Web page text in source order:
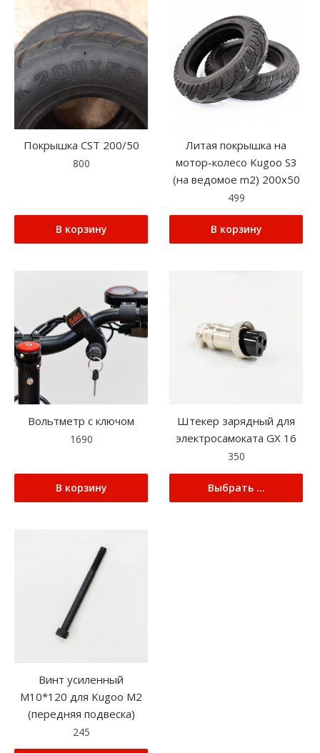
Покрышка CST 200/50
800
В корзину
Литая покрышка на
мотор-колесо Kugoo S3
(на ведомое m2) 200х50
499
В корзину
Вольтметр с ключом
1690
В корзину
Штекер зарядный для
электросамоката GX 16
350
Выбрать ...
Винт усиленный
М10*120 для Kugoo M2
(передняя подвеска)
245